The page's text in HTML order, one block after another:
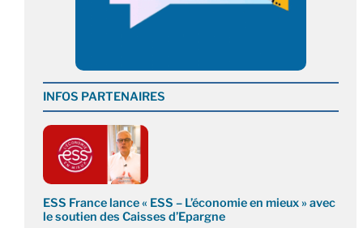
INFOS PARTENAIRES
ESS France lance « ESS – L’économie en mieux » avec
le soutien des Caisses d’Epargne